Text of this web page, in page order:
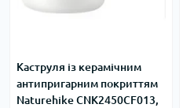
Каструля із керамічним
антипригарним покриттям
Naturehike CNK2450CF013,